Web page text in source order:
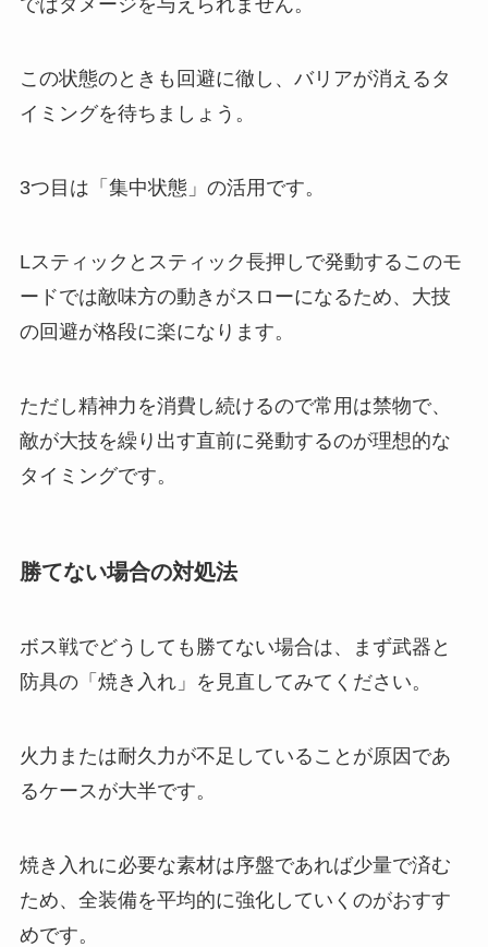
ではダメージを与えられません。
この状態のときも回避に徹し、バリアが消えるタ
イミングを待ちましょう。
3つ目は「集中状態」の活用です。
Lスティックとスティック長押しで発動するこのモ
ードでは敵味方の動きがスローになるため、大技
の回避が格段に楽になります。
ただし精神力を消費し続けるので常用は禁物で、
敵が大技を繰り出す直前に発動するのが理想的な
タイミングです。
勝てない場合の対処法
ボス戦でどうしても勝てない場合は、まず武器と
防具の「焼き入れ」を見直してみてください。
火力または耐久力が不足していることが原因であ
るケースが大半です。
焼き入れに必要な素材は序盤であれば少量で済む
ため、全装備を平均的に強化していくのがおすす
めです。